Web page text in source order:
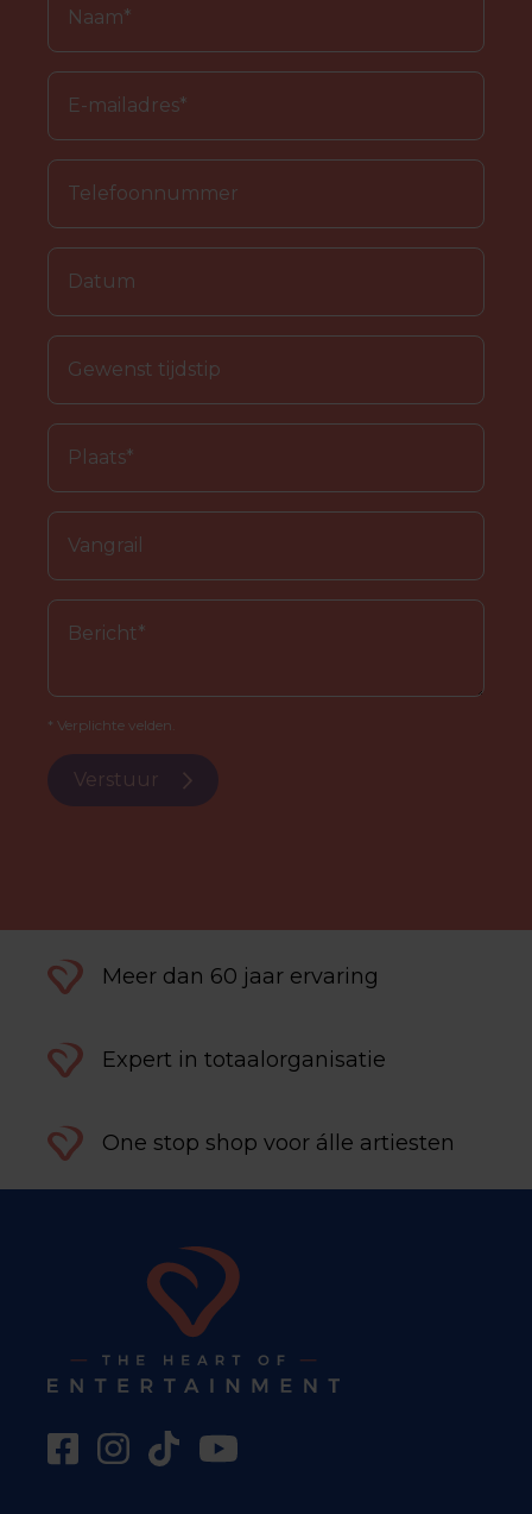
* Verplichte velden.
Verstuur
Meer dan 60 jaar ervaring
Expert in totaalorganisatie
One stop shop voor álle artiesten